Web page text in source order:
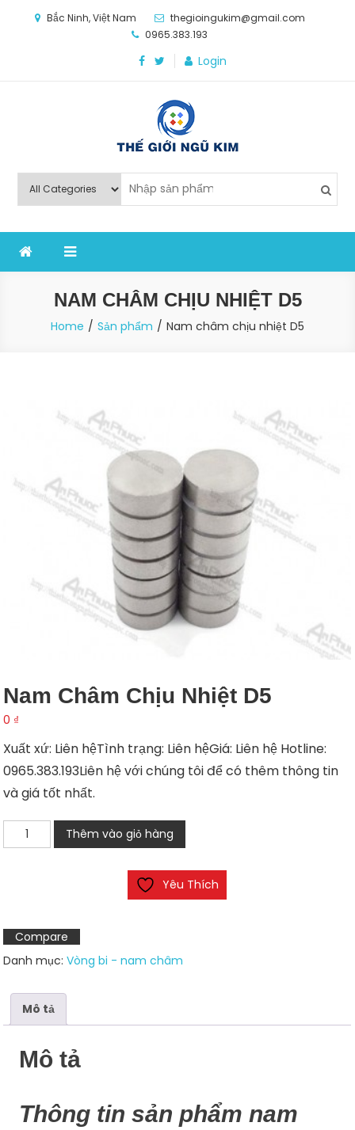
Bắc Ninh, Việt Nam
thegioingukim@gmail.com
0965.383.193
Login
Thế Giới Ngũ Kim
nghiệp sản xuất
NAM CHÂM CHỊU NHIỆT D5
Home Sản phẩm Nam châm chịu nhiệt D5
Nam Châm Chịu Nhiệt D5
0 ₫
Xuất xứ: Liên hệTình trạng: Liên hệGiá: Liên hệ Hotline:
0965.383.193Liên hệ với chúng tôi để có thêm thông tin
và giá tốt nhất.
Nam
châm
số
lượng
Thêm vào giỏ hàng
Yêu Thích
Compare
Danh mục:Vòng bi - nam châm
Mô tả
Mô tả
Thông tin sản phẩm nam